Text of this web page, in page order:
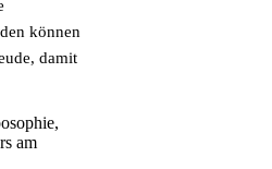
können
damit
am